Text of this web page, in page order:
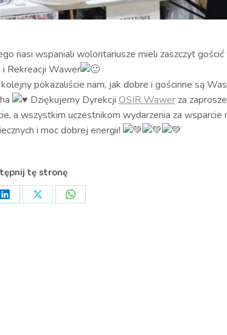
nasi wspaniali wolontariusze mieli zaszczyt
i Rekreacji Wawer
pokazaliście nam, jak dobre i gościnne są
Dziękujemy Dyrekcji OSIR Wawer za
a wszystkim uczestnikom wydarzenia za wsparcie
i moc dobrej energii!
tę stronę
Share
Share
Share